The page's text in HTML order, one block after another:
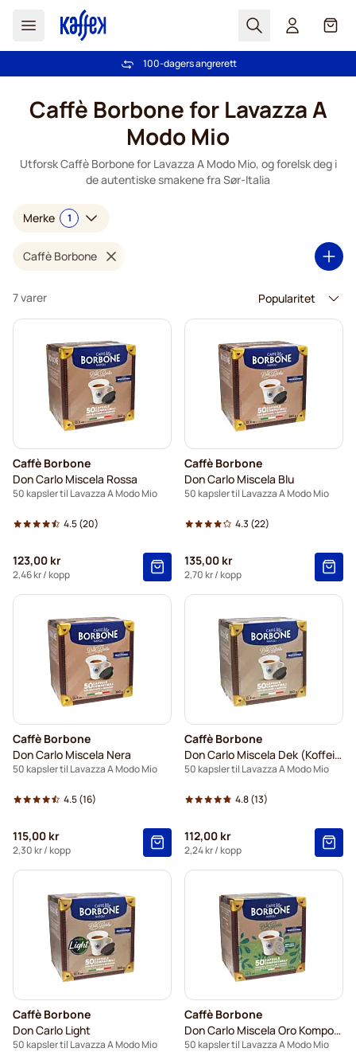
Søk Cart
Gratis frakt over kr 599
100-dagers angrerett
Caffè Borbone for Lavazza A
Modo Mio
Utforsk Caffè Borbone for Lavazza A Modo Mio, og forelsk deg i
de autentiske smakene fra Sør-Italia
Merke 1
Caffè Borbone
7 varer
Caffè Borbone
Don Carlo Miscela Rossa
50 kapsler til Lavazza A Modo Mio
4.5(20)
123,00 kr
2,46 kr/ kopp
Caffè Borbone
Don Carlo Miscela Blu
50 kapsler til Lavazza A Modo Mio
4.3 (22)
135,00 kr
2,70 kr/ kopp
Caffè Borbone
Don Carlo Miscela Nera
50 kapsler til Lavazza A Modo Mio
4.5(16)
115,00 kr
2,30 kr/ kopp
Caffè Borbone
Don Carlo Miscela Dek (Koffeinfri)
50 kapsler til Lavazza A Modo Mio
4.8(13)
112,00 kr
2,24 kr/ kopp
Caffè Borbone
Don Carlo Light
50 kapsler til Lavazza A Modo Mio
Caffè Borbone
Don Carlo Miscela Oro Komposterbar
50 kapsler til Lavazza A Modo Mio